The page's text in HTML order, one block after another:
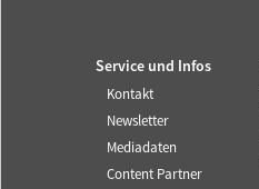
Service und Infos
Kontakt
Newsletter
Mediadaten
Content Partner